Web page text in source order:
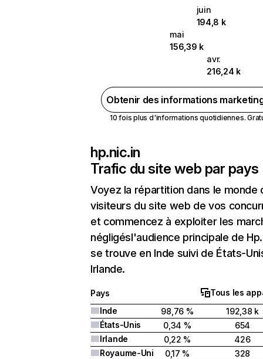
juin
194,8 k
mai
156,39 k
avr.
216,24 k
Obtenir des informations
10 fois plus d'informations quotidiennes.
hp.nic.in
Trafic du site web par pays
Voyez la répartition dans le monde
visiteurs du site web de vos
et commencez à exploiter les
négligésl'audience principale de
se trouve en Inde suivi de États-
Irlande.
Pays
Tous les
Inde
98,76 %
192,38 k
États-Unis
0,34 %
654
Irlande
0,22 %
426
Royaume-Uni
0,17 %
328